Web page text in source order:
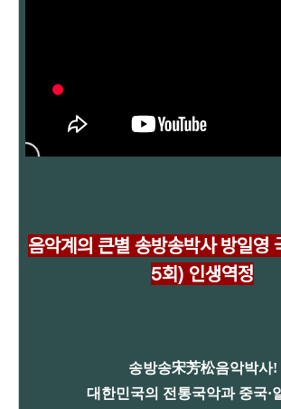
음악계의 큰별 송방송박사 방일영
5회) 인생역정
송방송宋芳松음악박사!
대한민국의 전통국악과 중국·